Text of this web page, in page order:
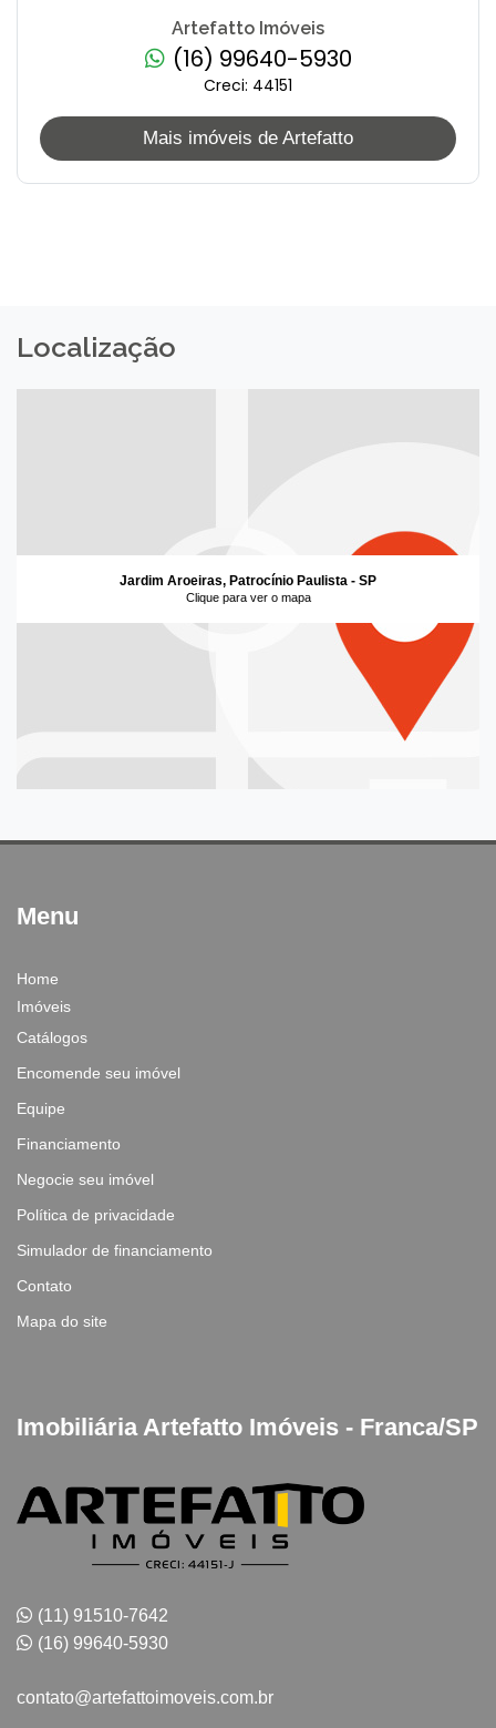
Artefatto Imóveis
(16) 99640-5930
Creci: 44151
Mais imóveis de Artefatto
Localização
Jardim Aroeiras, Patrocínio Paulista - SP
Clique para ver o mapa
Menu
Home
Imóveis
Catálogos
Encomende seu imóvel
Equipe
Financiamento
Negocie seu imóvel
Política de privacidade
Simulador de financiamento
Contato
Mapa do site
Imobiliária Artefatto Imóveis - Franca/SP
(11) 91510-7642
(16) 99640-5930
contato@artefattoimoveis.com.br